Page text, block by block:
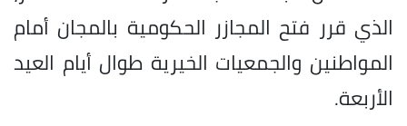
الذي قرر فتح المجازر الحكومية بالمجان أمام
المواطنين والجمعيات الخيرية طوال أيام العيد
الأربعة.